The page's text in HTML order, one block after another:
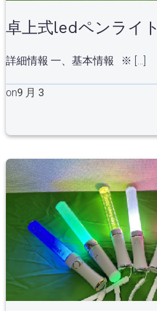
卓上式ledペンライト
詳細情報 一、基本情報 ※ […]
on9 月 3